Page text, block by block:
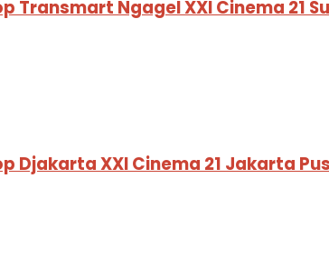
Transmart Ngagel XXI Cinema 21
Djakarta XXI Cinema 21 Jakarta